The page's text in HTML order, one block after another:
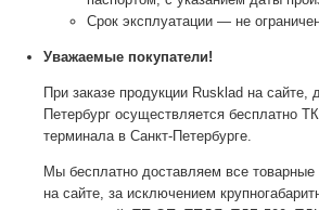
Срок эксплуатации — не
Уважаемые покупатели!
При заказе продукции Rusklad на сайте,
Петербург осуществляется бесплатно
терминала в Санкт-Петербурге.
Мы бесплатно доставляем все
на сайте, за исключением